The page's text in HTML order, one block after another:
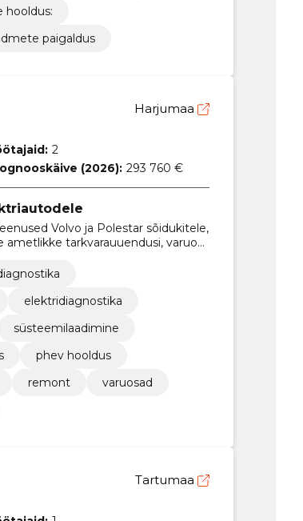
hooldus:
paigaldus
Harjumaa
2
(2026): 293 760 €
Volvo ja Polestar sõidukitele,
tarkvarauuendusi, varuosi
elektridiagnostika
süsteemilaadimine
phev hooldus
remont
varuosad
Tartumaa